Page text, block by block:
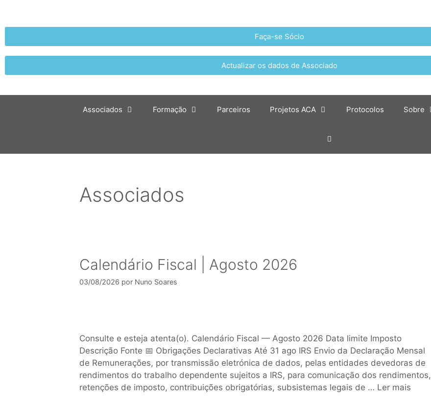
Faça-se Sócio
Actualizar os dados de Associado
Associados Formação Parceiros Projetos ACA Protocolos Sobre
Associados
Calendário Fiscal | Agosto 2026
03/08/2026 por Nuno Soares
Consulte e esteja atenta(o). Calendário Fiscal — Agosto 2026 Data limite Imposto
Descrição Fonte 📅 Obrigações Declarativas Até 31 ago IRS Envio da Declaração Mensal
de Remunerações, por transmissão eletrónica de dados, pelas entidades devedoras de
rendimentos do trabalho dependente sujeitos a IRS, para comunicação dos rendimentos,
retenções de imposto, contribuições obrigatórias, subsistemas legais de … Ler mais